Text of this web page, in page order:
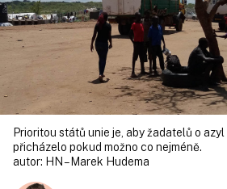
Prioritou států unie je, aby žadatelů o
přicházelo pokud možno co nejméně.
autor: HN – Marek Hudema